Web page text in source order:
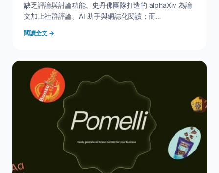
缺乏評論與討論功能。史丹佛團隊打造的 alphaXiv 為論
文加上社群評論、AI 助手與網誌化閱讀；而
碼、由 AI 智能體 debug 並在雲端複現論文成果。本篇
閱讀全文 →